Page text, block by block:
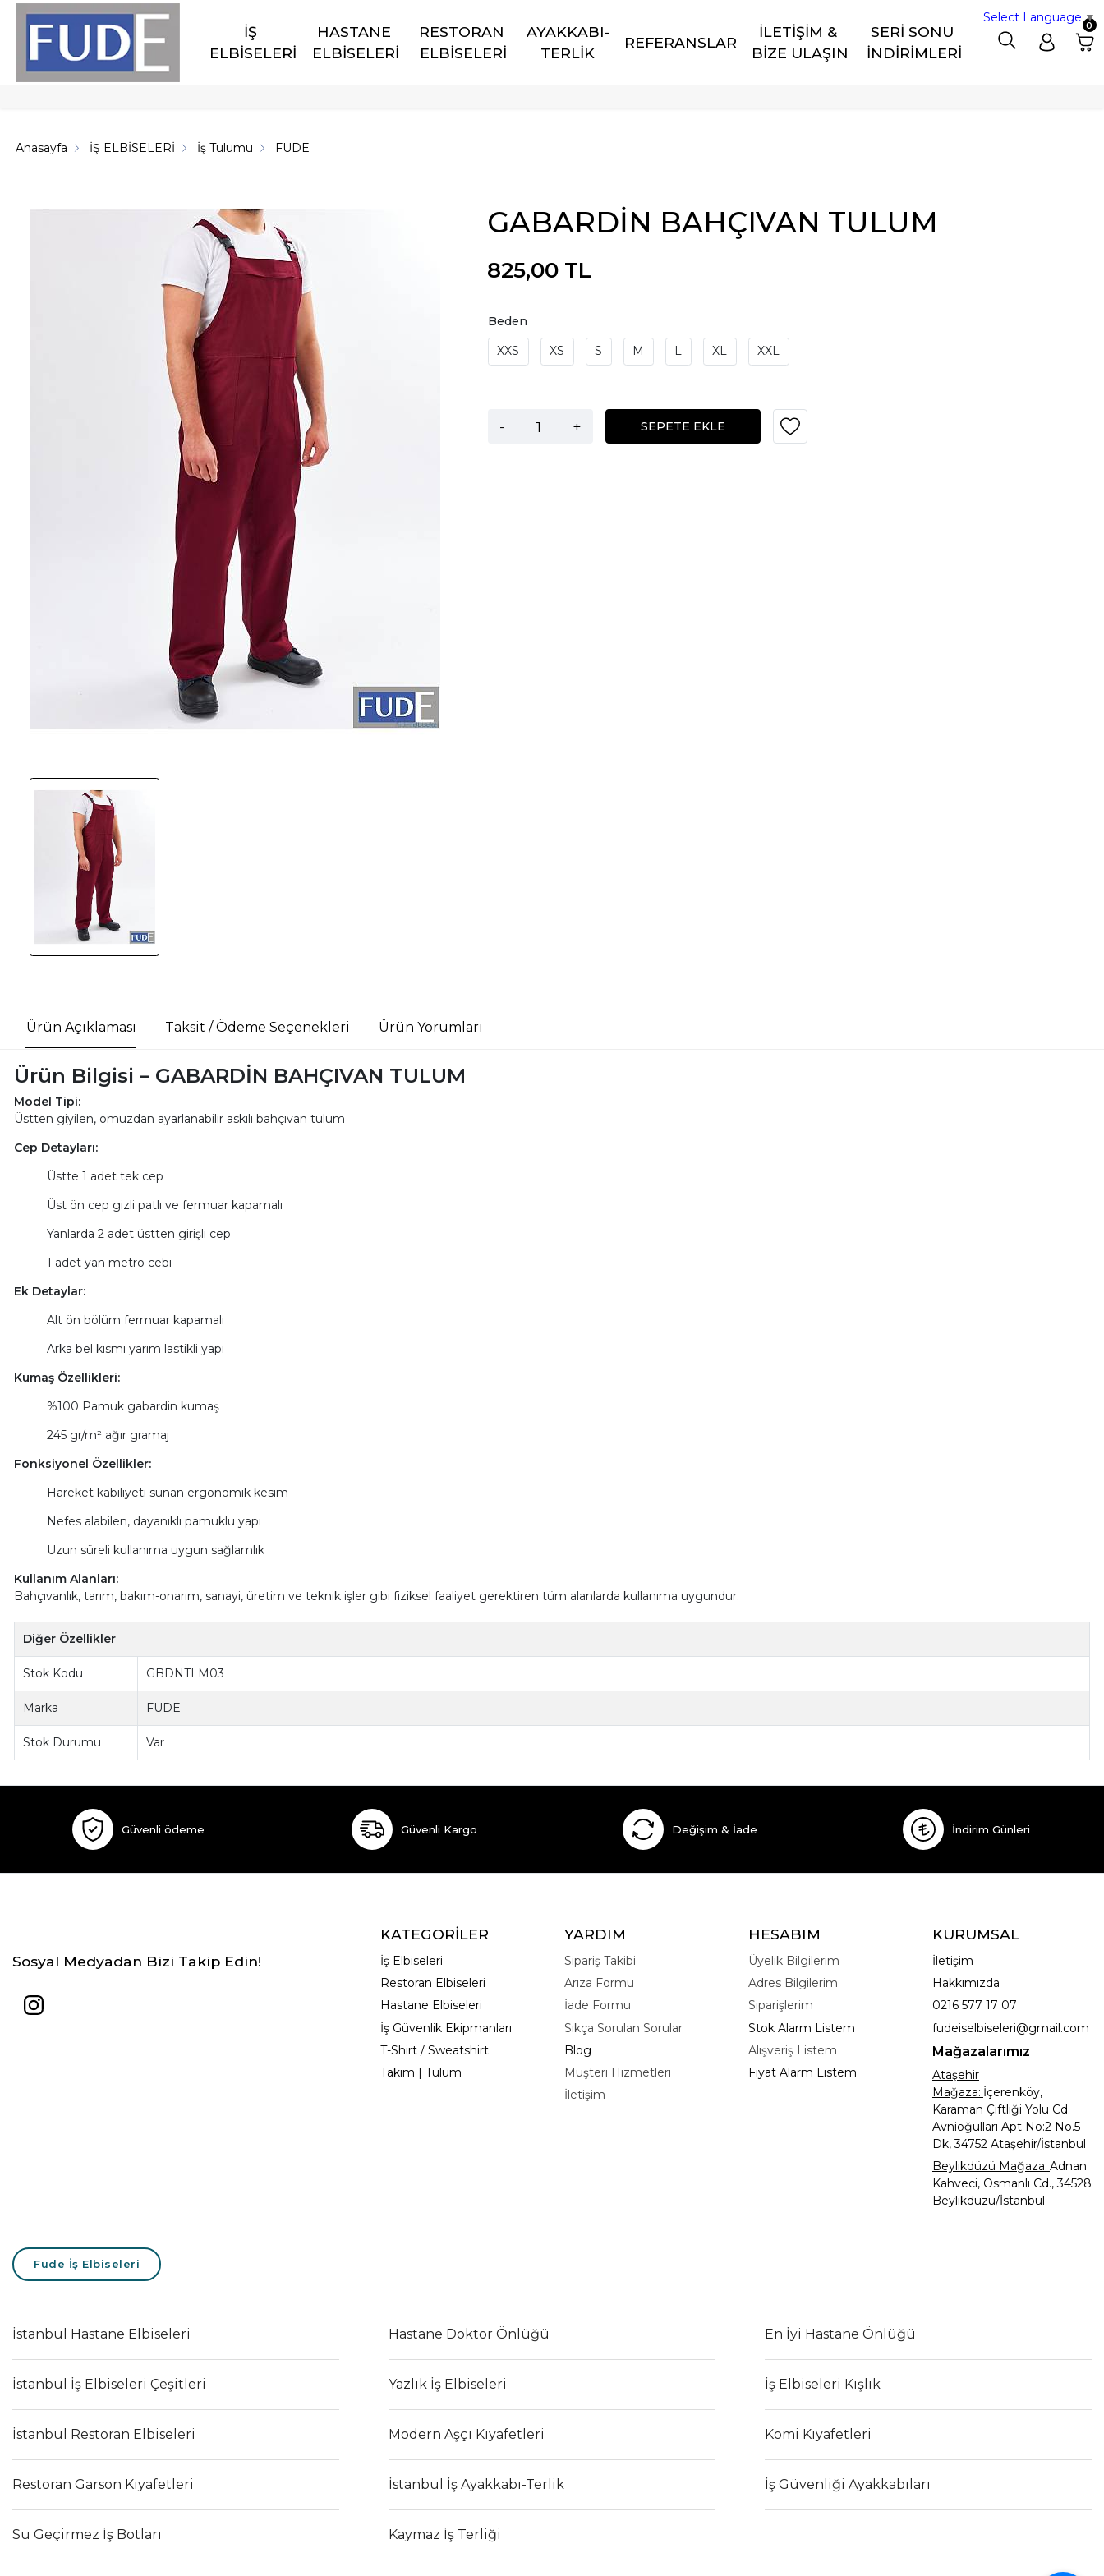
İŞ
ELBİSELERİ
HASTANE
ELBİSELERİ
RESTORAN
ELBİSELERİ
AYAKKABI-
TERLİK
REFERANSLAR
İLETİŞİM &
BİZE ULAŞIN
SERİ SONU
İNDİRİMLERİ
0
Anasayfa İŞ ELBİSELERİ İş Tulumu FUDE
GABARDİN BAHÇIVAN TULUM
825,00 TL
Beden
XXS XS S M L XL XXL
- + SEPETE EKLE
Ürün Açıklaması Taksit / Ödeme Seçenekleri Ürün Yorumları
Ürün Bilgisi – GABARDİN BAHÇIVAN TULUM
Model Tipi:
Üstten giyilen, omuzdan ayarlanabilir askılı bahçıvan tulum
Cep Detayları:
Üstte 1 adet tek cep
Üst ön cep gizli patlı ve fermuar kapamalı
Yanlarda 2 adet üstten girişli cep
1 adet yan metro cebi
Ek Detaylar:
Alt ön bölüm fermuar kapamalı
Arka bel kısmı yarım lastikli yapı
Kumaş Özellikleri:
%100 Pamuk gabardin kumaş
245 gr/m² ağır gramaj
Fonksiyonel Özellikler:
Hareket kabiliyeti sunan ergonomik kesim
Nefes alabilen, dayanıklı pamuklu yapı
Uzun süreli kullanıma uygun sağlamlık
Kullanım Alanları:
Bahçıvanlık, tarım, bakım-onarım, sanayi, üretim ve teknik işler gibi fiziksel faaliyet gerektiren tüm alanlarda kullanıma uygundur.
Diğer Özellikler
Stok Kodu GBDNTLM03
Marka FUDE
Stok Durumu Var
Güvenli ödeme Güvenli Kargo Değişim & İade İndirim Günleri
Sosyal Medyadan Bizi Takip Edin!
KATEGORİLER
İş Elbiseleri
Restoran Elbiseleri
Hastane Elbiseleri
İş Güvenlik Ekipmanları
T-Shirt / Sweatshirt
Takım | Tulum
YARDIM
Sipariş Takibi
Arıza Formu
İade Formu
Sıkça Sorulan Sorular
Blog
Müşteri Hizmetleri
İletişim
HESABIM
Üyelik Bilgilerim
Adres Bilgilerim
Siparişlerim
Stok Alarm Listem
Alışveriş Listem
Fiyat Alarm Listem
KURUMSAL
İletişim
Hakkımızda
0216 577 17 07
fudeiselbiseleri@gmail.com
Mağazalarımız
Ataşehir
Mağaza: İçerenköy,
Karaman Çiftliği Yolu Cd.
Avnioğulları Apt No:2 No.5
Dk, 34752 Ataşehir/İstanbul
Beylikdüzü Mağaza: Adnan
Kahveci, Osmanlı Cd., 34528
Beylikdüzü/İstanbul
Fude İş Elbiseleri
İstanbul Hastane Elbiseleri Hastane Doktor Önlüğü En İyi Hastane Önlüğü
İstanbul İş Elbiseleri Çeşitleri Yazlık İş Elbiseleri İş Elbiseleri Kışlık
İstanbul Restoran Elbiseleri Modern Aşçı Kıyafetleri Komi Kıyafetleri
Restoran Garson Kıyafetleri İstanbul İş Ayakkabı-Terlik İş Güvenliği Ayakkabıları
Su Geçirmez İş Botları Kaymaz İş Terliği
Select Language ▼